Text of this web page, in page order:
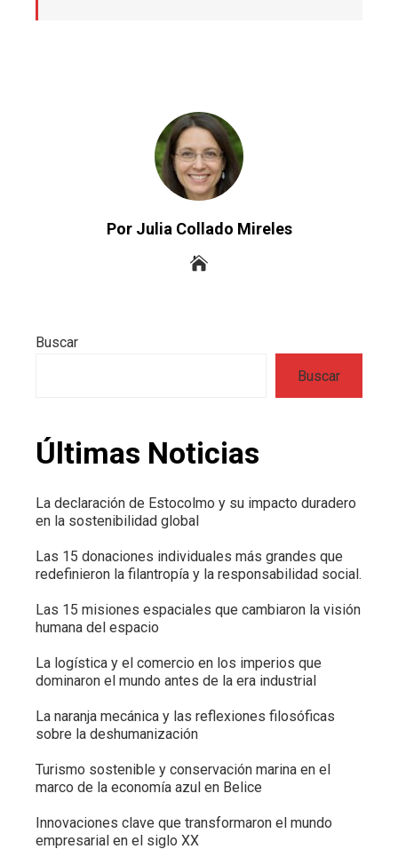
Por Julia Collado Mireles
Buscar
Buscar
Últimas Noticias
La declaración de Estocolmo y su impacto duradero
en la sostenibilidad global
Las 15 donaciones individuales más grandes que
redefinieron la filantropía y la responsabilidad social.
Las 15 misiones espaciales que cambiaron la visión
humana del espacio
La logística y el comercio en los imperios que
dominaron el mundo antes de la era industrial
La naranja mecánica y las reflexiones filosóficas
sobre la deshumanización
Turismo sostenible y conservación marina en el
marco de la economía azul en Belice
Innovaciones clave que transformaron el mundo
empresarial en el siglo XX